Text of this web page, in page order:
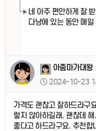
네 아주 편안하게 잘
다낭에 있는 동안 매
아줌마가대왕
2024-10-23
가격도 괜찮고 잘하드라구
렇지 않아하길래. 괜찮데
좋다고 하드라구요. 추천합